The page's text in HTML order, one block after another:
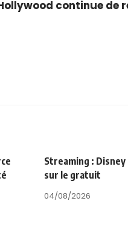
continue de
Streaming :
sur le gratuit
04/08/2026